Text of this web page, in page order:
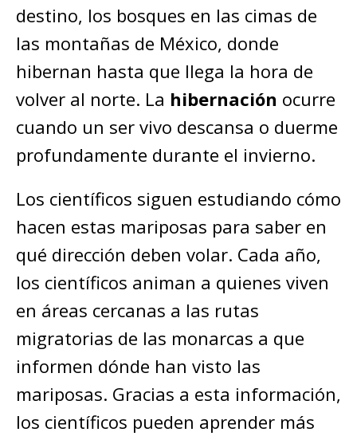
destino, los bosques en las cimas de
las montañas de México, donde
hibernan hasta que llega la hora de
volver al norte. La hibernación ocurre
cuando un ser vivo descansa o duerme
profundamente durante el invierno.
Los científicos siguen estudiando cómo
hacen estas mariposas para saber en
qué dirección deben volar. Cada año,
los científicos animan a quienes viven
en áreas cercanas a las rutas
migratorias de las monarcas a que
informen dónde han visto las
mariposas. Gracias a esta información,
los científicos pueden aprender más